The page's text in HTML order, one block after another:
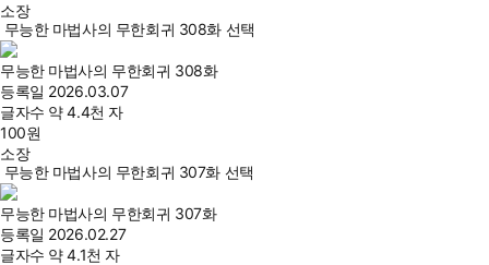
소장
무능한 마법사의 무한회귀 308화 선택
무능한 마법사의 무한회귀 308화
등록일 2026.03.07
글자수 약 4.4천 자
100원
소장
무능한 마법사의 무한회귀 307화 선택
무능한 마법사의 무한회귀 307화
등록일 2026.02.27
글자수 약 4.1천 자